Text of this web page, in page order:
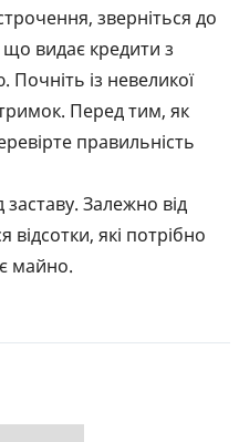
зверніться до
що видає кредити з
із невеликої
Перед тим, як
правильність
Залежно від
які потрібно
майно.